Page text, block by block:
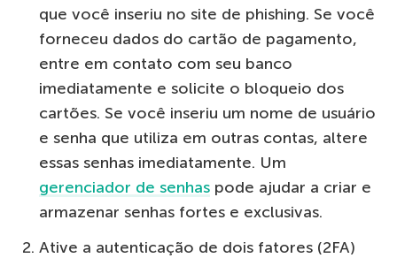
que você inseriu no site de phishing. Se você
forneceu dados do cartão de pagamento,
entre em contato com seu banco
imediatamente e solicite o bloqueio dos
cartões. Se você inseriu um nome de usuário
e senha que utiliza em outras contas, altere
essas senhas imediatamente. Um
gerenciador de senhas pode ajudar a criar e
armazenar senhas fortes e exclusivas.
Ative a autenticação de dois fatores (2FA)